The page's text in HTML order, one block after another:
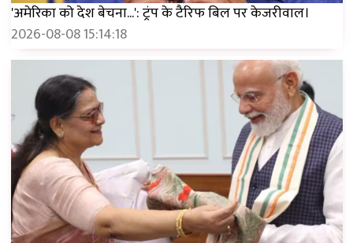
'अमेरिका को देश बेचना...': ट्रंप के टैरिफ बिल पर केजरीवाल।
2026-08-08 15:14:18